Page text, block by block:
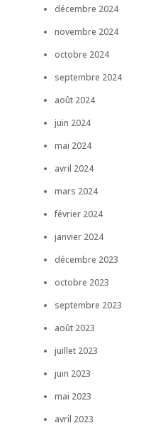
décembre 2024
novembre 2024
octobre 2024
septembre 2024
août 2024
juin 2024
mai 2024
avril 2024
mars 2024
février 2024
janvier 2024
décembre 2023
octobre 2023
septembre 2023
août 2023
juillet 2023
juin 2023
mai 2023
avril 2023